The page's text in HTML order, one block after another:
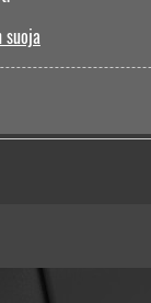
suoja